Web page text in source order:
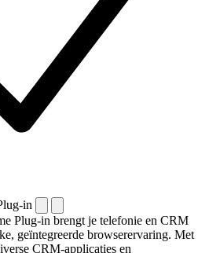
in
Plug-in brengt je telefonie en CRM
geïntegreerde browserervaring. Met
CRM-applicaties en